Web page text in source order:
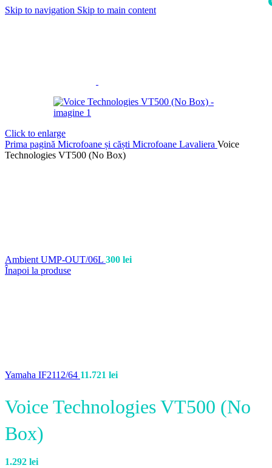
Skip to navigation Skip to main content
Click to enlarge
Prima pagină Microfoane și căști Microfoane Lavaliera Voice
Technologies VT500 (No Box)
Ambient UMP-OUT/06L 300 lei
Înapoi la produse
Yamaha IF2112/64 11.721 lei
Voice Technologies VT500 (No
Box)
1.292 lei